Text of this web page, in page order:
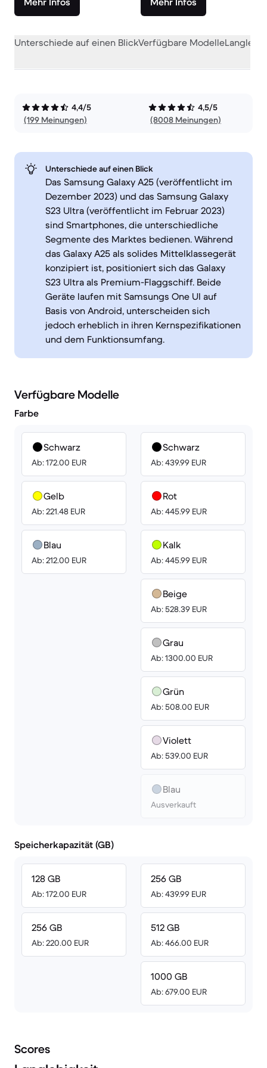
Unterschiede auf einen BlickVerfügbare Modelle
4,4/5
(199 Meinungen)
4,5/5
(8008 Meinungen)
Unterschiede auf einen Blick
Das Samsung Galaxy A25 (veröffentlicht im
Dezember 2023) und das Samsung Galaxy
S23 Ultra (veröffentlicht im Februar 2023)
sind Smartphones, die unterschiedliche
Segmente des Marktes bedienen. Während
das Galaxy A25 als solides Mittelklassegerät
konzipiert ist, positioniert sich das Galaxy
S23 Ultra als Premium-Flaggschiff. Beide
Geräte laufen mit Samsungs One UI auf
Basis von Android, unterscheiden sich
jedoch erheblich in ihren Kernspezifikationen
und dem Funktionsumfang.
Verfügbare Modelle
Farbe
Schwarz
Ab: 172.00 EUR
Gelb
Ab: 221.48 EUR
Blau
Ab: 212.00 EUR
Schwarz
Ab: 439.99 EUR
Rot
Ab: 445.99 EUR
Kalk
Ab: 445.99 EUR
Beige
Ab: 528.39 EUR
Grau
Ab: 1300.00 EUR
Grün
Ab: 508.00 EUR
Violett
Ab: 539.00 EUR
Blau
Ausverkauft
Speicherkapazität (GB)
128 GB
Ab: 172.00 EUR
256 GB
Ab: 220.00 EUR
256 GB
Ab: 439.99 EUR
512 GB
Ab: 466.00 EUR
1000 GB
Ab: 679.00 EUR
Scores